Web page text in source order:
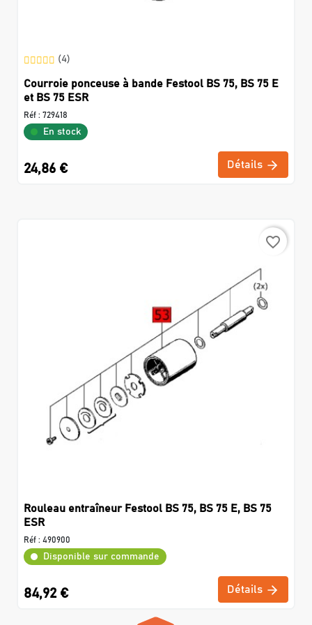
(4)
Courroie ponceuse à bande Festool BS 75, BS 75 E
et BS 75 ESR
Réf : 729418
En stock
24,86 € Détails
favorite_border
Rouleau entraîneur Festool BS 75, BS 75 E, BS 75
ESR
Réf : 490900
Disponible sur commande
84,92 € Détails